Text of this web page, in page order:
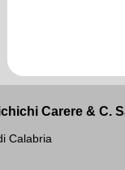
Carere & C.
Calabria